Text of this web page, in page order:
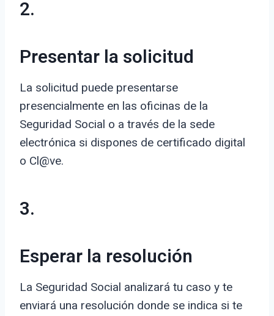
2.
Presentar la solicitud
La solicitud puede presentarse
presencialmente en las oficinas de la
Seguridad Social o a través de la sede
electrónica si dispones de certificado digital
o Cl@ve.
3.
Esperar la resolución
La Seguridad Social analizará tu caso y te
enviará una resolución donde se indica si te